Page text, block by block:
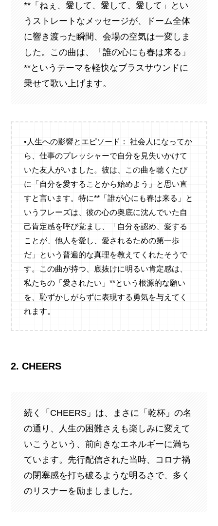
**「ねぇ、愛して、愛して、愛して」とい
うストレートなメッセージが、ドーム全体
に響き渡った瞬間、会場の空気は一変しま
した。この曲は、「誰の心にも春は来る」
**というテーマを軽快なブラスサウンドに
乗せて歌い上げます。
•人生への影響とエピソード： 社会人になってか
ら、仕事のプレッシャーで自分を見失いかけて
いた友人がいました。彼は、この曲を聴くたび
に「自分を愛することから始めよう」と思い直
すと言います。特に**「誰が心にも春は来る」と
いうフレーズは、彼の心の奥底に沈んでいた自
己肯定感を呼び覚まし、「自分を認め、愛する
ことが、他人を愛し、愛されるための第一歩
だ」という普遍的な真理を教えてくれたそうで
す。この曲が持つ、底抜けに明るい肯定感は、
私たちの「愛されたい」**という根源的な願い
を、恥ずかしがらずに表現する勇気を与えてく
れます。
2. CHEERS
続く「CHEERS」は、まさに「乾杯」の名
の通り、人生の困難さえも楽しみに変えて
いこうという、前向きなエネルギーに満ち
ています。先行配信された当時、コロナ禍
の閉塞感を打ち破るような明るさで、多く
のリスナーを励ましました。